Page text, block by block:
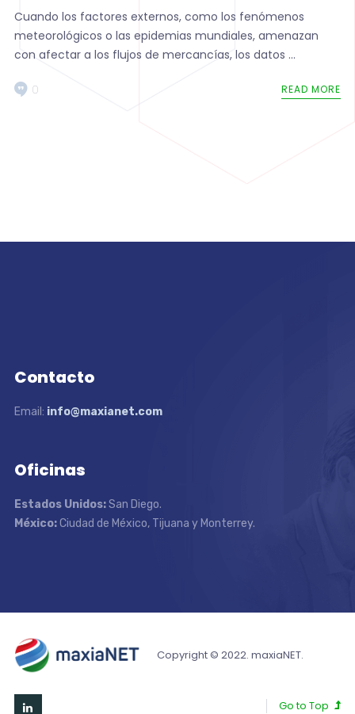
Cuando los factores externos, como los fenómenos
meteorológicos o las epidemias mundiales, amenazan
con afectar a los flujos de mercancías, los datos ...
READ MORE
0
Contacto
Email: info@maxianet.com
Oficinas
Estados Unidos:San Diego.
México:Ciudad de México, Tijuana y Monterrey.
Copyright © 2022. maxiaNET.
Go to Top